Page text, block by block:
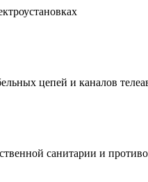
цепей и каналов
санитарии и